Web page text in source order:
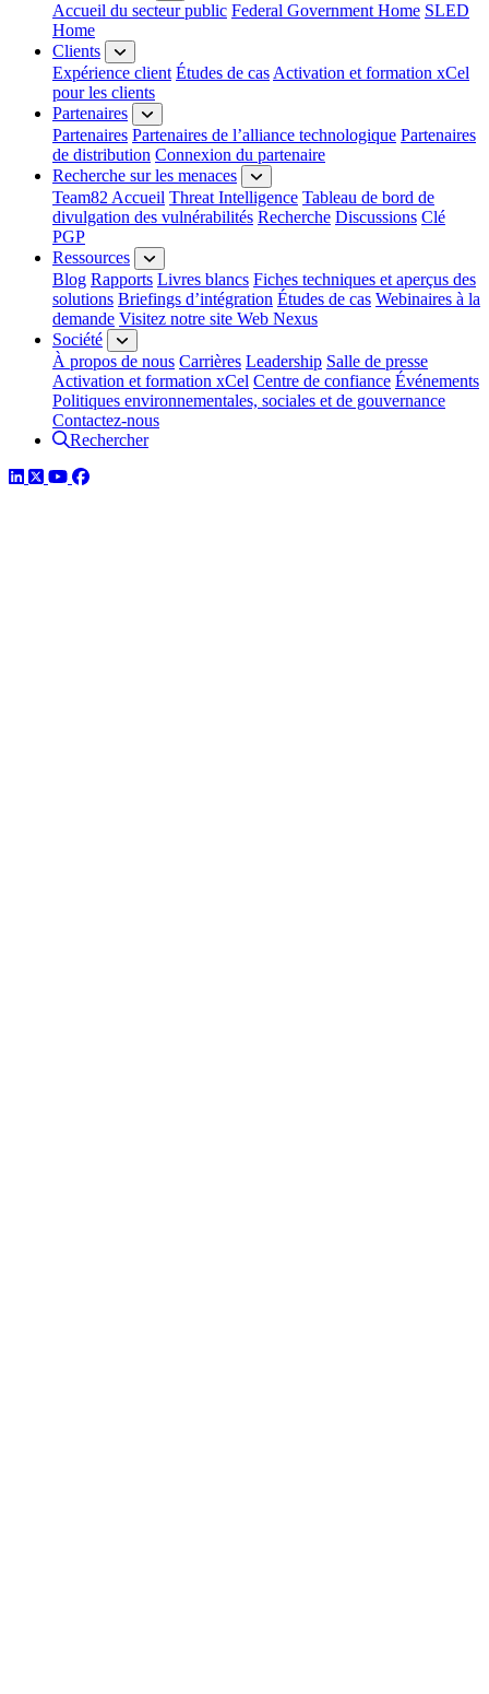
Accueil du secteur public Federal Government Home SLED
Home
Clients
Expérience client Études de cas Activation et formation xCel
pour les clients
Partenaires
Partenaires Partenaires de l’alliance technologique Partenaires
de distribution Connexion du partenaire
Recherche sur les menaces
Team82 Accueil Threat Intelligence Tableau de bord de
divulgation des vulnérabilités Recherche Discussions Clé
PGP
Ressources
Blog Rapports Livres blancs Fiches techniques et aperçus des
solutions Briefings d’intégration Études de cas Webinaires à la
demande Visitez notre site Web Nexus
Société
À propos de nous Carrières Leadership Salle de presse
Activation et formation xCel Centre de confiance Événements
Politiques environnementales, sociales et de gouvernance
Contactez-nous
Rechercher
LinkedIn
TwitterYouTube
Facebook